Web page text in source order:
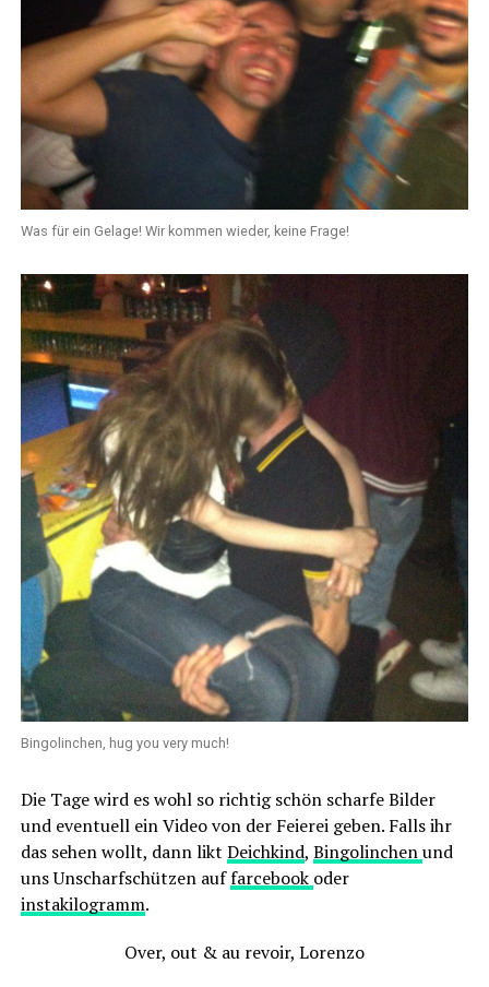
Was für ein Gelage! Wir kommen wieder, keine Frage!
Bingolinchen, hug you very much!
Die Tage wird es wohl so richtig schön scharfe Bilder
und eventuell ein Video von der Feierei geben. Falls ihr
das sehen wollt, dann likt Deichkind, Bingolinchenund
uns Unscharfschützen auffarcebook oder
instakilogramm.
Over, out & au revoir, Lorenzo